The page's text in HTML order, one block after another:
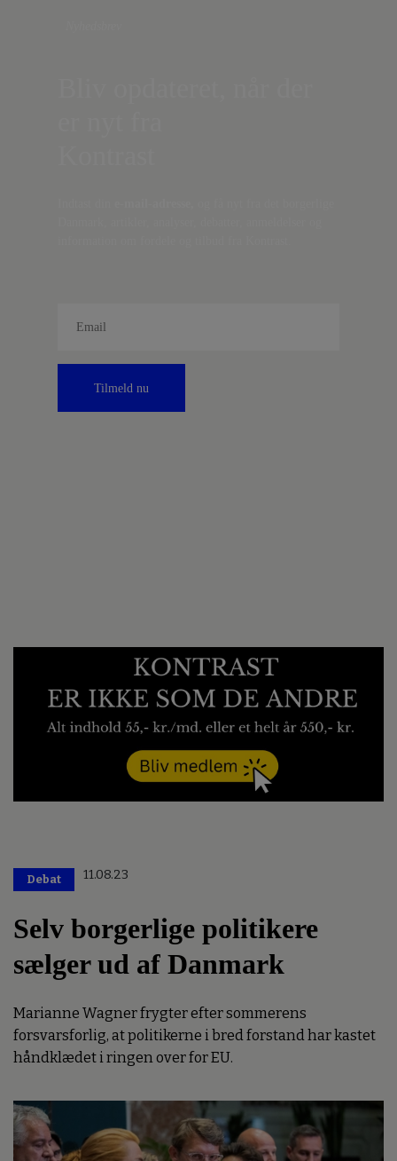
Tilmeld nu
Debat 11.08.23
Selv borgerlige politikere
sælger ud af Danmark
Marianne Wagner frygter efter sommerens
forsvarsforlig, at politikerne i bred forstand har kastet
håndklædet i ringen over for EU.